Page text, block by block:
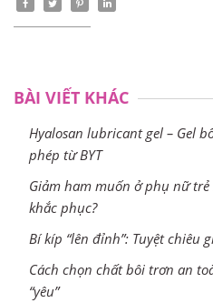
BÀI VIẾT KHÁC
Hyalosan lubricant gel – Gel
phép từ BYT
Giảm ham muốn ở phụ nữ
khắc phục?
Bí kíp “lên đỉnh”: Tuyệt chiêu
Cách chọn chất bôi trơn an
“yêu”